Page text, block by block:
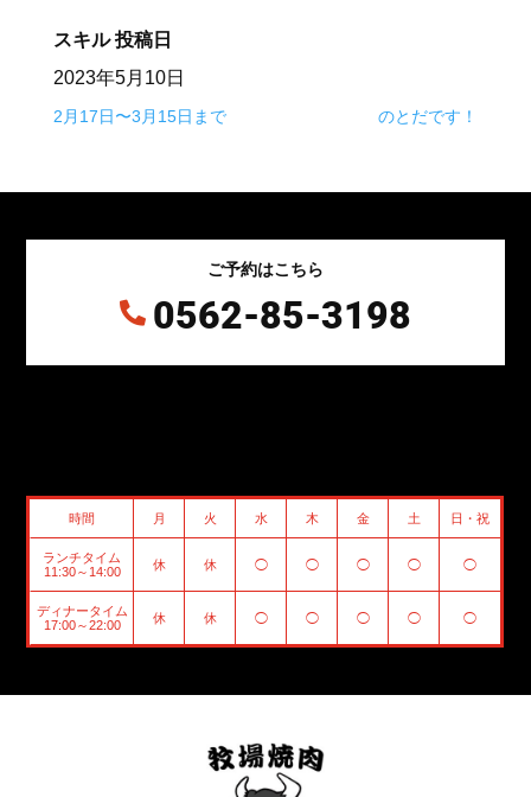
スキル 投稿日
2023年5月10日
2月17日〜3月15日まで のとだです！
ご予約はこちら
 0562-85-3198
時間 月 火 水 木 金 土 日・祝
ランチタイム
11:30～14:00
休 休 ◯ ◯ ◯ ◯ ◯
ディナータイム
17:00～22:00
休 休 ◯ ◯ ◯ ◯ ◯